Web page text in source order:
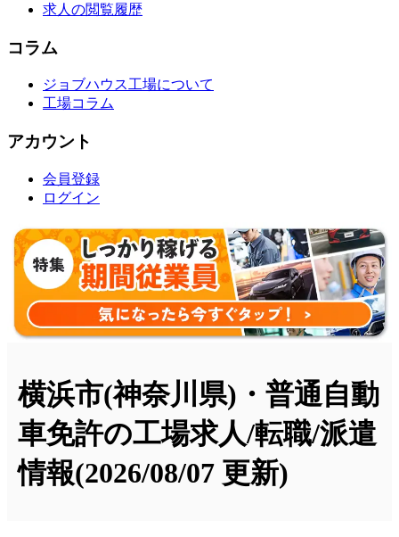
求人の閲覧履歴
コラム
ジョブハウス工場について
工場コラム
アカウント
会員登録
ログイン
横浜市(神奈川県)・普通自動
車免許の工場求人/転職/派遣
情報(2026/08/07 更新)